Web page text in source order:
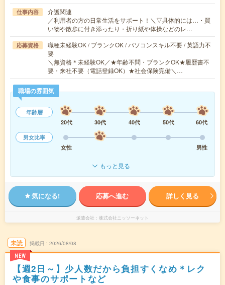
仕事内容
介護関連
／利用者の方の日常生活をサポート！＼▽具体的には…・買
い物や散歩に付き添ったり・折り紙や体操などのレ…
応募資格
職種未経験OK / ブランクOK / パソコンスキル不要 / 英語力不
要
＼無資格＊未経験OK／★年齢不問・ブランクOK★履歴書不
要・来社不要（電話登録OK）★社会保険完備＼…
職場の雰囲気
年齢層
20代
30代 40代 50代
60代
男女比率
女性
男性
もっと見る
気になる! 応募へ進む 詳しく見る
派遣会社 株式会社ニッソーネット
未読
NEW
掲載日 2026/08/08
【週2日～】少人数だから負担すくなめ＊レク
や食事のサポートなど